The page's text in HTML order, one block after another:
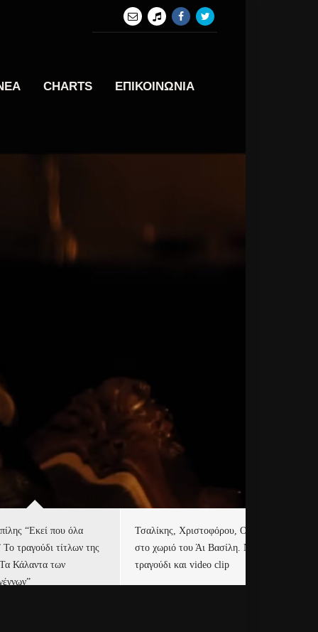
CHARTS ΕΠΙΚΟΙΝΩΝΙΑ
“Εκεί που όλα
Το τραγούδι τίτλων της
Κάλαντα των
Τσαλίκης, Χριστοφόρου, ONE
στο χωριό του Άι Βασίλη. Νέο
τραγούδι και video clip